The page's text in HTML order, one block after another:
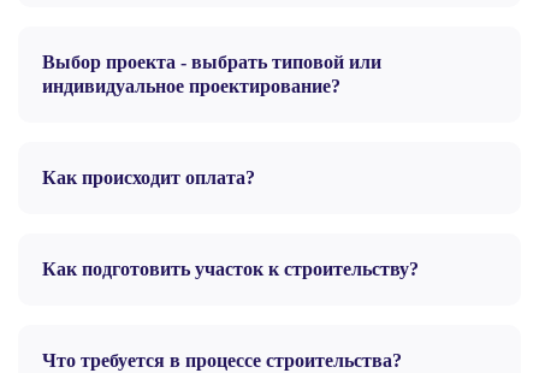
Выбор проекта - выбрать типовой или
индивидуальное проектирование?
Как происходит оплата?
Как подготовить участок к строительству?
Что требуется в процессе строительства?